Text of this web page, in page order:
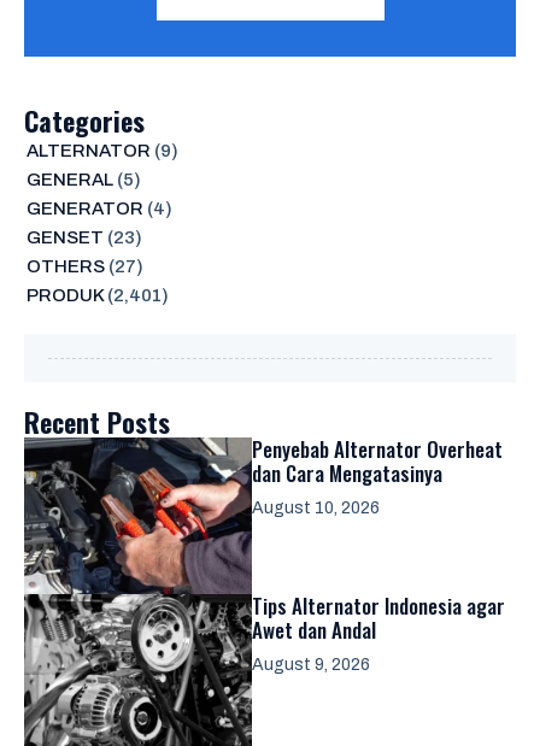
Categories
ALTERNATOR (9)
GENERAL(5)
GENERATOR (4)
GENSET (23)
OTHERS(27)
PRODUK(2,401)
Recent Posts
Penyebab Alternator Overheat
dan Cara Mengatasinya
August 10, 2026
Tips Alternator Indonesia agar
Awet dan Andal
August 9, 2026